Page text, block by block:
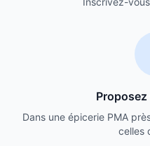
Dans une épicerie PMA
celles